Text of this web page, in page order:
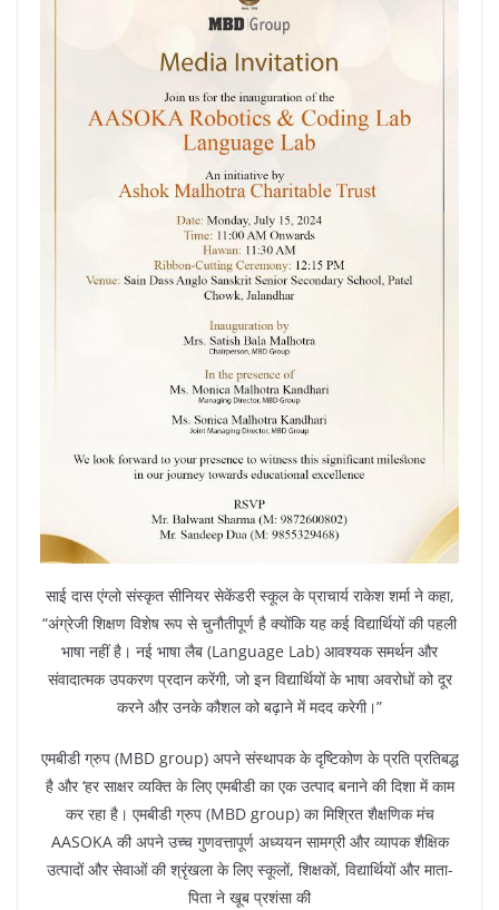
साई दास एंग्लो संस्कृत सीनियर सेकेंडरी स्कूल के प्राचार्य राकेश शर्मा ने कहा,
“अंग्रेजी शिक्षण विशेष रूप से चुनौतीपूर्ण है क्योंकि यह कई विद्यार्थियों की पहली
भाषा नहीं है। नई भाषा लैब (Language Lab) आवश्यक समर्थन और
संवादात्मक उपकरण प्रदान करेंगी, जो इन विद्यार्थियों के भाषा अवरोधों को दूर
करने और उनके कौशल को बढ़ाने में मदद करेगी।”
एमबीडी ग्रुप (MBD group) अपने संस्थापक के दृष्टिकोण के प्रति प्रतिबद्ध
है और ‘हर साक्षर व्यक्ति के लिए एमबीडी का एक उत्पाद बनाने की दिशा में काम
कर रहा है। एमबीडी ग्रुप (MBD group) का मिश्रित शैक्षणिक मंच
AASOKA की अपने उच्च गुणवत्तापूर्ण अध्ययन सामग्री और व्यापक शैक्षिक
उत्पादों और सेवाओं की श्रृंखला के लिए स्कूलों, शिक्षकों, विद्यार्थियों और माता-
पिता ने खूब प्रशंसा की